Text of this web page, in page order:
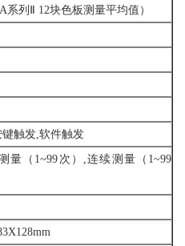
系列Ⅱ 12块色板测量平均值）
触发,软件触发
量（1~99次）,连续测量（1~99